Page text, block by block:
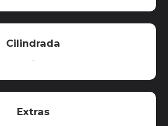
Cilindrada
-
Extras